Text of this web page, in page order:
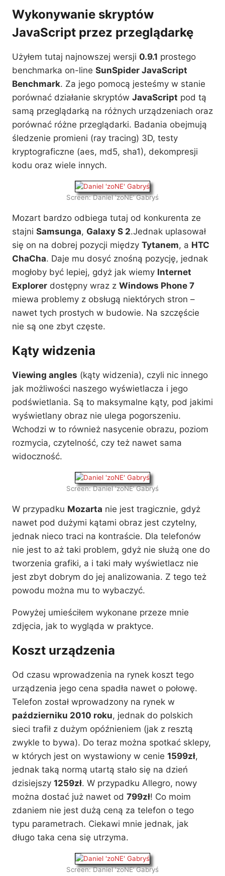
Wykonywanie skryptów
JavaScript przez przeglądarkę
Użyłem tutaj najnowszej wersji 0.9.1 prostego
benchmarka on-line SunSpider JavaScript
Benchmark. Za jego pomocą jesteśmy w stanie
porównać działanie skryptów JavaScript pod tą
samą przeglądarką na różnych urządzeniach oraz
porównać różne przeglądarki. Badania obejmują
śledzenie promieni (ray tracing) 3D, testy
kryptograficzne (aes, md5, sha1), dekompresji
kodu oraz wiele innych.
Screen: Daniel 'zoNE’ Gabryś
Mozart bardzo odbiega tutaj od konkurenta ze
stajni Samsunga, Galaxy S 2.Jednak uplasował
się on na dobrej pozycji między Tytanem, a HTC
ChaCha. Daje mu dosyć znośną pozycję, jednak
mogłoby być lepiej, gdyż jak wiemy Internet
Explorer dostępny wraz z Windows Phone 7
miewa problemy z obsługą niektórych stron –
nawet tych prostych w budowie. Na szczęście
nie są one zbyt częste.
Kąty widzenia
Viewing angles (kąty widzenia), czyli nic innego
jak możliwości naszego wyświetlacza i jego
podświetlania. Są to maksymalne kąty, pod jakimi
wyświetlany obraz nie ulega pogorszeniu.
Wchodzi w to również nasycenie obrazu, poziom
rozmycia, czytelność, czy też nawet sama
widoczność.
Screen: Daniel 'zoNE’ Gabryś
W przypadku Mozarta nie jest tragicznie, gdyż
nawet pod dużymi kątami obraz jest czytelny,
jednak nieco traci na kontraście. Dla telefonów
nie jest to aż taki problem, gdyż nie służą one do
tworzenia grafiki, a i taki mały wyświetlacz nie
jest zbyt dobrym do jej analizowania. Z tego też
powodu można mu to wybaczyć.
Powyżej umieściłem wykonane przeze mnie
zdjęcia, jak to wygląda w praktyce.
Koszt urządzenia
Od czasu wprowadzenia na rynek koszt tego
urządzenia jego cena spadła nawet o połowę.
Telefon został wprowadzony na rynek w
październiku 2010 roku, jednak do polskich
sieci trafił z dużym opóźnieniem (jak z resztą
zwykle to bywa). Do teraz można spotkać sklepy,
w których jest on wystawiony w cenie 1599zł,
jednak taką normą utartą stało się na dzień
dzisiejszy 1259zł. W przypadku Allegro, nowy
można dostać już nawet od 799zł! Co moim
zdaniem nie jest dużą ceną za telefon o tego
typu parametrach. Ciekawi mnie jednak, jak
długo taka cena się utrzyma.
Screen: Daniel 'zoNE’ Gabryś